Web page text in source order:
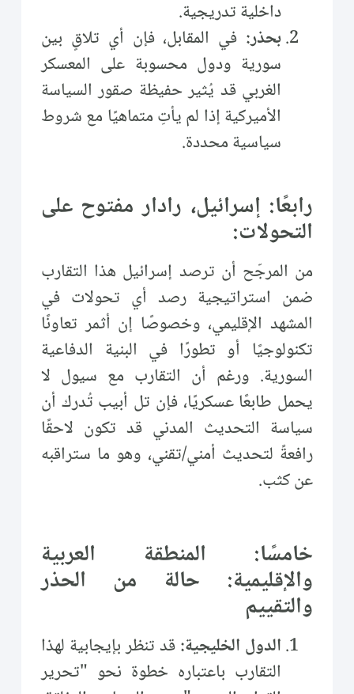
داخلية تدريجية.
بحذر: في المقابل، فإن أي تلاقٍ بين
سورية ودول محسوبة على المعسكر
الغربي قد يُثير حفيظة صقور السياسة
الأميركية إذا لم يأتِ متماهيًا مع شروط
سياسية محددة.
رابعًا: إسرائيل، رادار مفتوح على
التحولات:
من المرجّح أن ترصد إسرائيل هذا التقارب
ضمن استراتيجية رصد أي تحولات في
المشهد الإقليمي، وخصوصًا إن أثمر تعاونًا
تكنولوجيًا أو تطورًا في البنية الدفاعية
السورية. ورغم أن التقارب مع سيول لا
يحمل طابعًا عسكريًا، فإن تل أبيب تُدرك أن
سياسة التحديث المدني قد تكون لاحقًا
رافعةً لتحديث أمني/تقني، وهو ما ستراقبه
عن كثب.
خامسًا: المنطقة العربية
والإقليمية: حالة من الحذر
والتقييم
الدول الخليجية:قد تنظر بإيجابية لهذا
التقارب باعتباره خطوة نحو "تحرير